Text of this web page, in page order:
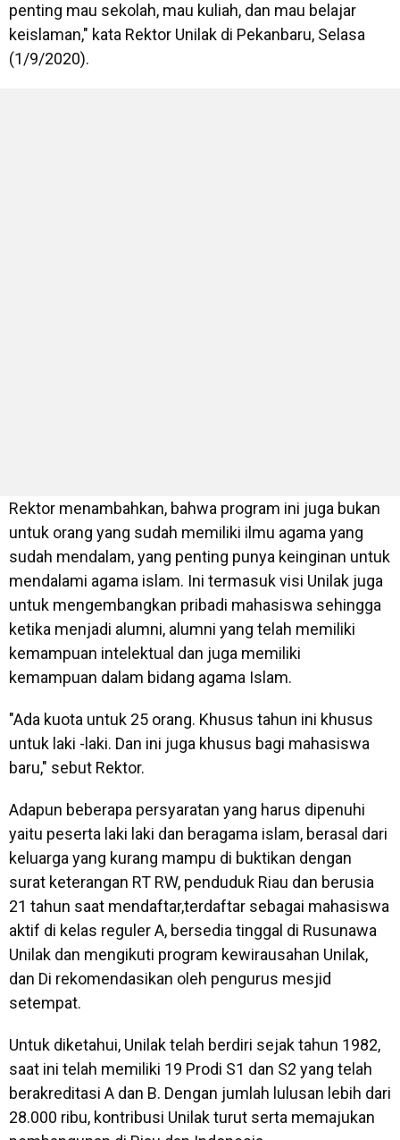
penting mau sekolah, mau kuliah, dan mau belajar
keislaman," kata Rektor Unilak di Pekanbaru, Selasa
(1/9/2020).
Rektor menambahkan, bahwa program ini juga bukan
untuk orang yang sudah memiliki ilmu agama yang
sudah mendalam, yang penting punya keinginan untuk
mendalami agama islam. Ini termasuk visi Unilak juga
untuk mengembangkan pribadi mahasiswa sehingga
ketika menjadi alumni, alumni yang telah memiliki
kemampuan intelektual dan juga memiliki
kemampuan dalam bidang agama Islam.
"Ada kuota untuk 25 orang. Khusus tahun ini khusus
untuk laki -laki. Dan ini juga khusus bagi mahasiswa
baru," sebut Rektor.
Adapun beberapa persyaratan yang harus dipenuhi
yaitu peserta laki laki dan beragama islam, berasal dari
keluarga yang kurang mampu di buktikan dengan
surat keterangan RT RW, penduduk Riau dan berusia
21 tahun saat mendaftar,terdaftar sebagai mahasiswa
aktif di kelas reguler A, bersedia tinggal di Rusunawa
Unilak dan mengikuti program kewirausahan Unilak,
dan Di rekomendasikan oleh pengurus mesjid
setempat.
Untuk diketahui, Unilak telah berdiri sejak tahun 1982,
saat ini telah memiliki 19 Prodi S1 dan S2 yang telah
berakreditasi A dan B. Dengan jumlah lulusan lebih dari
28.000 ribu, kontribusi Unilak turut serta memajukan